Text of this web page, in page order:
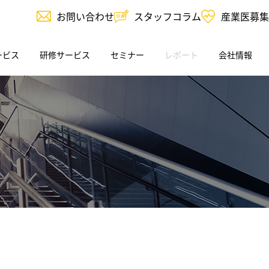
お問い合わせ スタッフコラム 産業医募集
ス 研修サービス セミナー レポート 会社情報